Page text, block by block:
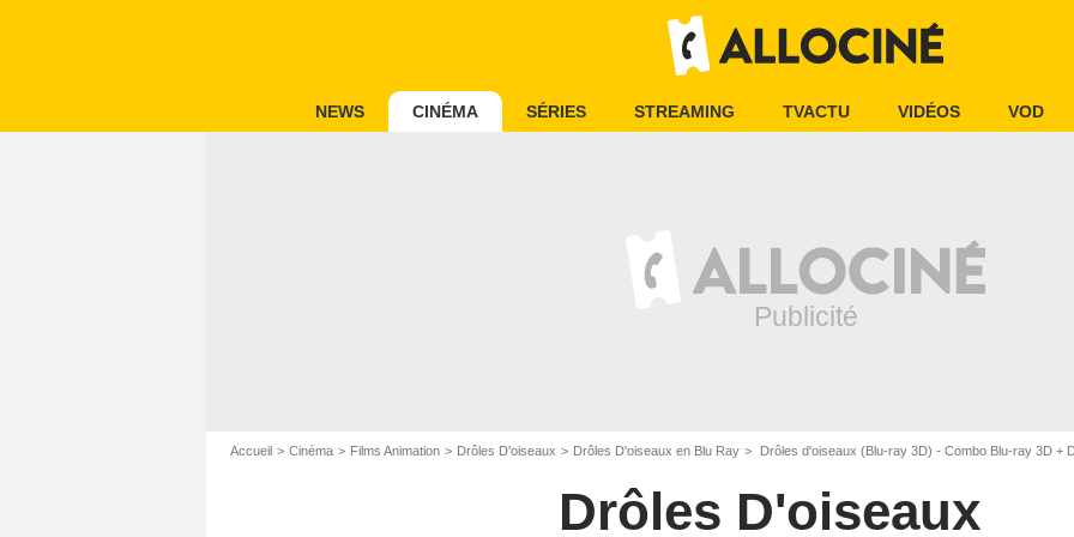
NEWS CINÉMA SÉRIES STREAMING TVACTU VIDÉOS VOD
Accueil Cinéma Films Animation Drôles D'oiseaux Drôles D'oiseaux en Blu Ray Drôles d'oiseaux (Blu-ray 3D) - Combo Blu-ray 3D +
Drôles D'oiseaux